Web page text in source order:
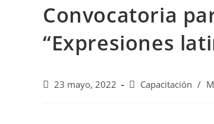
Convocatoria
“Expresiones
23 mayo, 2022 Capacitación /